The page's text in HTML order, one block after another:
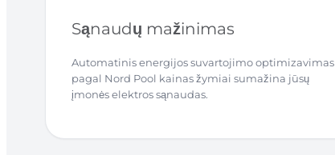
Sąnaudų mažinimas
Automatinis energijos suvartojimo optimizavimas
pagal Nord Pool kainas žymiai sumažina jūsų
įmonės elektros sąnaudas.